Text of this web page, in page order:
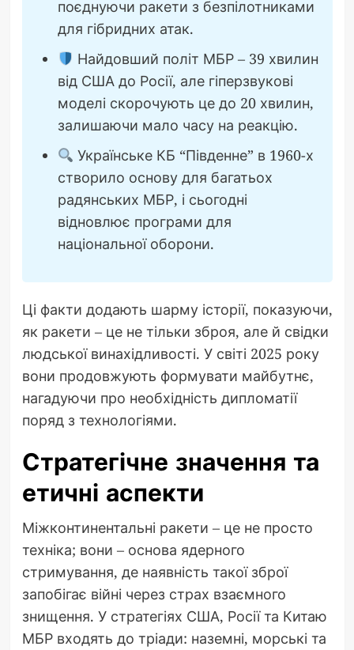
поєднуючи ракети з безпілотниками
для гібридних атак.
Найдовший політ МБР – 39 хвилин
від США до Росії, але гіперзвукові
моделі скорочують це до 20 хвилин,
залишаючи мало часу на реакцію.
Українське КБ “Південне” в 1960-х
створило основу для багатьох
радянських МБР, і сьогодні
відновлює програми для
національної оборони.
Ці факти додають шарму історії, показуючи,
як ракети – це не тільки зброя, але й свідки
людської винахідливості. У світі 2025 року
вони продовжують формувати майбутнє,
нагадуючи про необхідність дипломатії
поряд з технологіями.
Стратегічне значення та
етичні аспекти
Міжконтинентальні ракети – це не просто
техніка; вони – основа ядерного
стримування, де наявність такої зброї
запобігає війні через страх взаємного
знищення. У стратегіях США, Росії та Китаю
МБР входять до тріади: наземні, морські та